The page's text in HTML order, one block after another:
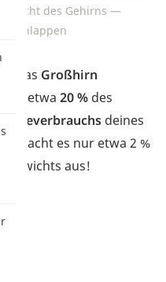
des Gehirns —
Hirnlappen
Das Großhirn
etwa 20 %des
deines
macht es nur etwa 2 %
aus!